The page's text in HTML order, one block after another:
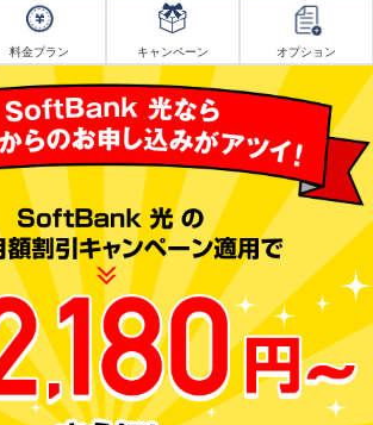
料金プラン キャンペーン オプション